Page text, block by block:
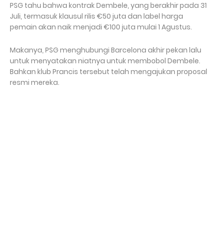
PSG tahu bahwa kontrak Dembele, yang berakhir pada 31
Juli, termasuk klausul rilis €50 juta dan label harga
pemain akan naik menjadi €100 juta mulai 1 Agustus.
Makanya, PSG menghubungi Barcelona akhir pekan lalu
untuk menyatakan niatnya untuk membobol Dembele.
Bahkan klub Prancis tersebut telah mengajukan proposal
resmi mereka.